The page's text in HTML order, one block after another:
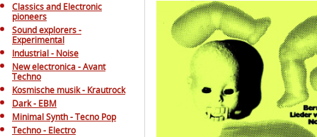
Classics and Electronic
pioneers
Sound explorers -
Experimental
Industrial - Noise
New electronica - Avant
Techno
Kosmische musik - Krautrock
Dark - EBM
Minimal Synth - Tecno Pop
Techno - Electro